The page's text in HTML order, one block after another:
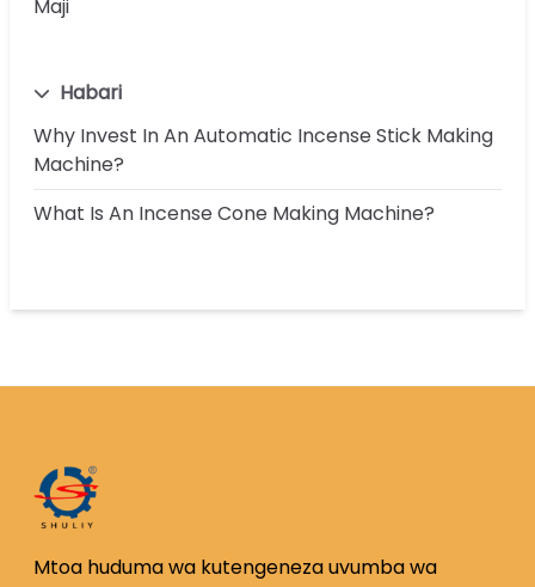
Maji
Habari
Why Invest In An Automatic Incense Stick Making
Machine?
What Is An Incense Cone Making Machine?
Mtoa huduma wa kutengeneza uvumba wa